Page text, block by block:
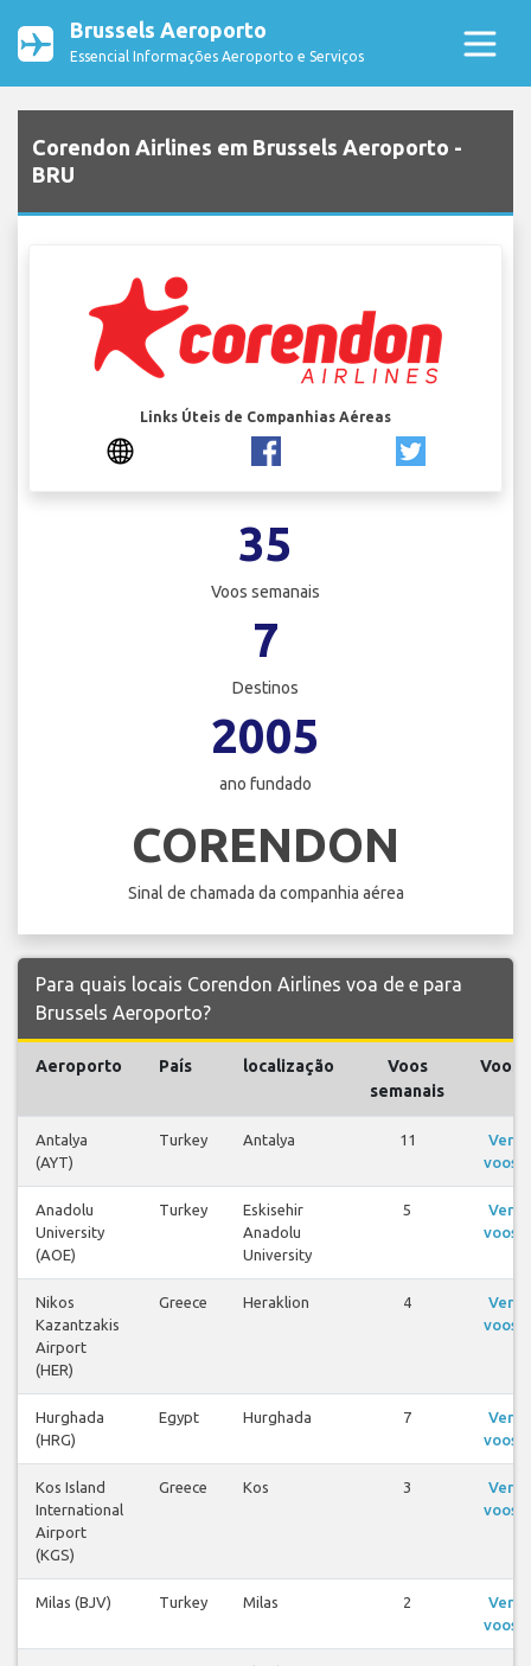
Brussels Aeroporto
Essencial Informações Aeroporto e Serviços
Corendon Airlines em Brussels Aeroporto -
BRU
Links Úteis de Companhias Aéreas
35
Voos semanais
7
Destinos
2005
ano fundado
CORENDON
Sinal de chamada da companhia aérea
Para quais locais Corendon Airlines voa de e para
Brussels Aeroporto?
Aeroporto País localização
Voos
semanais
Voos
Antalya
(AYT)
Turkey Antalya 11
Ver
voos
Anadolu
University
(AOE)
Turkey
Eskisehir
Anadolu
University
5
Ver
voos
Nikos
Kazantzakis
Airport
(HER)
Greece Heraklion 4
Ver
voos
Hurghada
(HRG)
Egypt Hurghada 7
Ver
voos
Kos Island
International
Airport
(KGS)
Greece Kos 3
Ver
voos
Milas (BJV) Turkey Milas 2
Ver
voos